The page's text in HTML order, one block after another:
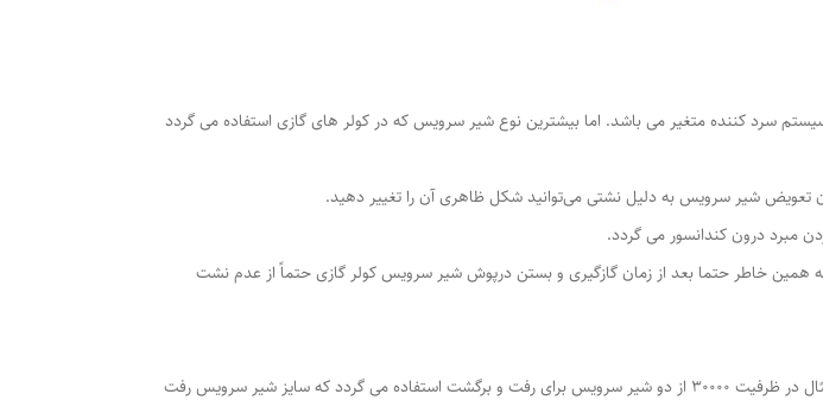
سرد کننده متغیر می باشد. اما بیشترین نوع شیر سرویس که در کولر های گازی استفاده می گردد
تعویض شیر سرویس به دلیل نشتی می‌توانید شکل ظاهری آن را تغییر دهید.
مبرد درون کندانسور می گردد.
همین خاطر حتما بعد از زمان گازگیری و بستن درپوش شیر سرویس کولر گازی حتماً از عدم نشت
سایز شیر سرویس کولر گازی بسته به ظرفیت و نوع دستگاه کولر گازی متغیر میباشد به عنوان مثال در ظرفیت ۳۰۰۰۰ از دو شیر سرویس برای رفت و برگشت استفاده می گردد که سایز شیر سرویس رفت